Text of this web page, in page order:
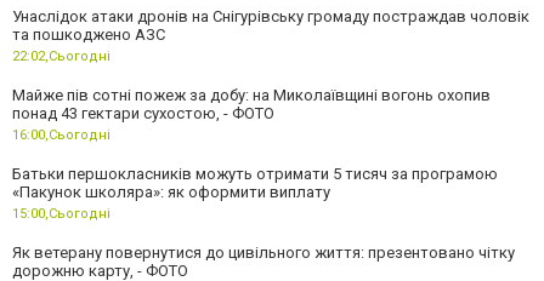
Унаслідок атаки дронів на Снігурівську громаду постраждав чоловік
та пошкоджено АЗС
22:02, Сьогодні
Майже пів сотні пожеж за добу: на Миколаївщині вогонь охопив
понад 43 гектари сухостою, - ФОТО
16:00, Сьогодні
Батьки першокласників можуть отримати 5 тисяч за програмою
«Пакунок школяра»: як оформити виплату
15:00, Сьогодні
Як ветерану повернутися до цивільного життя: презентовано чітку
дорожню карту, - ФОТО